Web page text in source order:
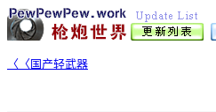
〈〈国产轻武器